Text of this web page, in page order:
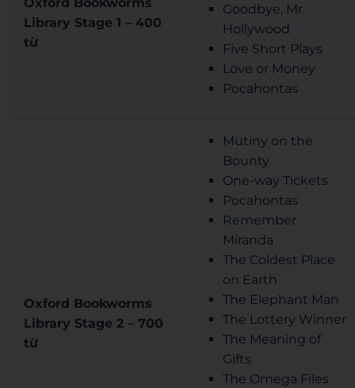
Library Stage 1 – 400
từ
Goodbye, Mr.
Hollywood
Five Short Plays
Love or Money
Pocahontas
Oxford Bookworms
Library Stage 2 – 700
từ
Mutiny on the
Bounty
One-way Tickets
Pocahontas
Remember
Miranda
The Coldest Place
on Earth
The Elephant Man
The Lottery Winner
The Meaning of
Gifts
The Omega Files